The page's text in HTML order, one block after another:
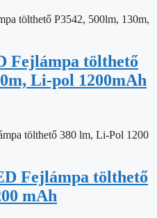
Fejlámpa tölthető
Li-pol 1200mAh
Fejlámpa tölthető
mAh